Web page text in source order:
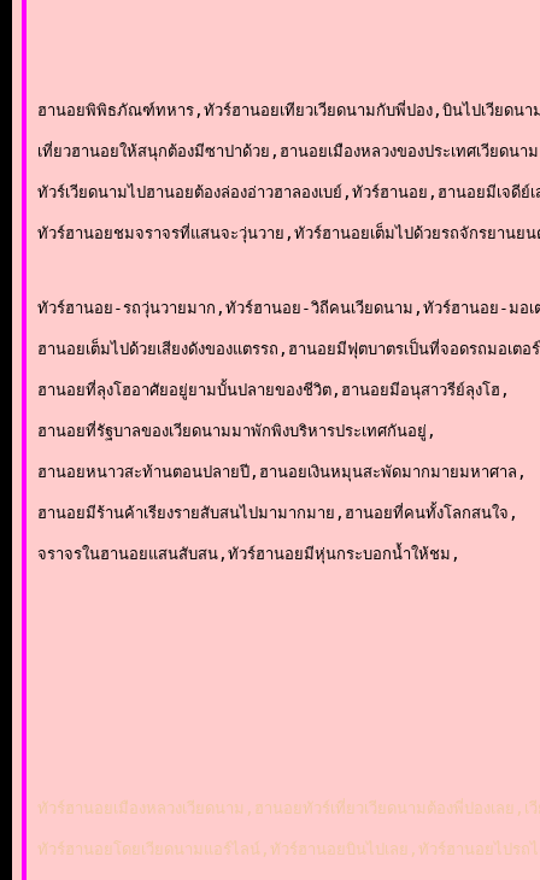
ฮานอยพิพิธภัณฑ์ทหาร,ทัวร์ฮานอยเทียวเวียดนามกับพี่ปอง,บินไปเวียดน
เที่ยวฮานอยให้สนุกต้องมีซาปาด้วย,ฮานอยเมืองหลวงของประเทศเวียดนา
ทัวร์เวียดนามไปฮานอยต้องล่องอ่าวฮาลองเบย์,ทัวร์ฮานอย,ฮานอยมีเจดีย์เ
ทัวร์ฮานอยชมจราจรที่แสนจะวุ่นวาย,ทัวร์ฮานอยเต็มไปด้วยรถจักรยาน
ทัวร์ฮานอย-รถวุ่นวายมาก,ทัวร์ฮานอย-วิถีคนเวียดนาม,ทัวร์ฮานอย-มอเ
ฮานอยเต็มไปด้วยเสียงดังของแตรรถ,ฮานอยมีฟุตบาตรเป็นที่จอดรถมอเต
ฮานอยที่ลุงโฮอาศัยอยู่ยามบั้นปลายของชีวิต,ฮานอยมีอนุสาวรีย์ลุงโฮ,
ฮานอยที่รัฐบาลของเวียดนามมาพักพิงบริหารประเทศกันอยู่,
ฮานอยหนาวสะท้านตอนปลายปี,ฮานอยเงินหมุนสะพัดมากมายมหาศาล,
ฮานอยมีร้านค้าเรียงรายสับสนไปมามากมาย,ฮานอยที่คนทั้งโลกสนใจ,
จราจรในฮานอยแสนสับสน,ทัวร์ฮานอยมีหุ่นกระบอกน้ำให้ชม,
ทัวร์ฮานอยเมืองหลวงเวียดนาม,ฮานอยทัวร์เที่ยวเวียดนามต้องพี่ปองเล
ทัวร์ฮานอยโดยเวียดนามแอร์ไลน์,ทัวร์ฮานอยบินไปเลย,ทัวร์ฮานอ